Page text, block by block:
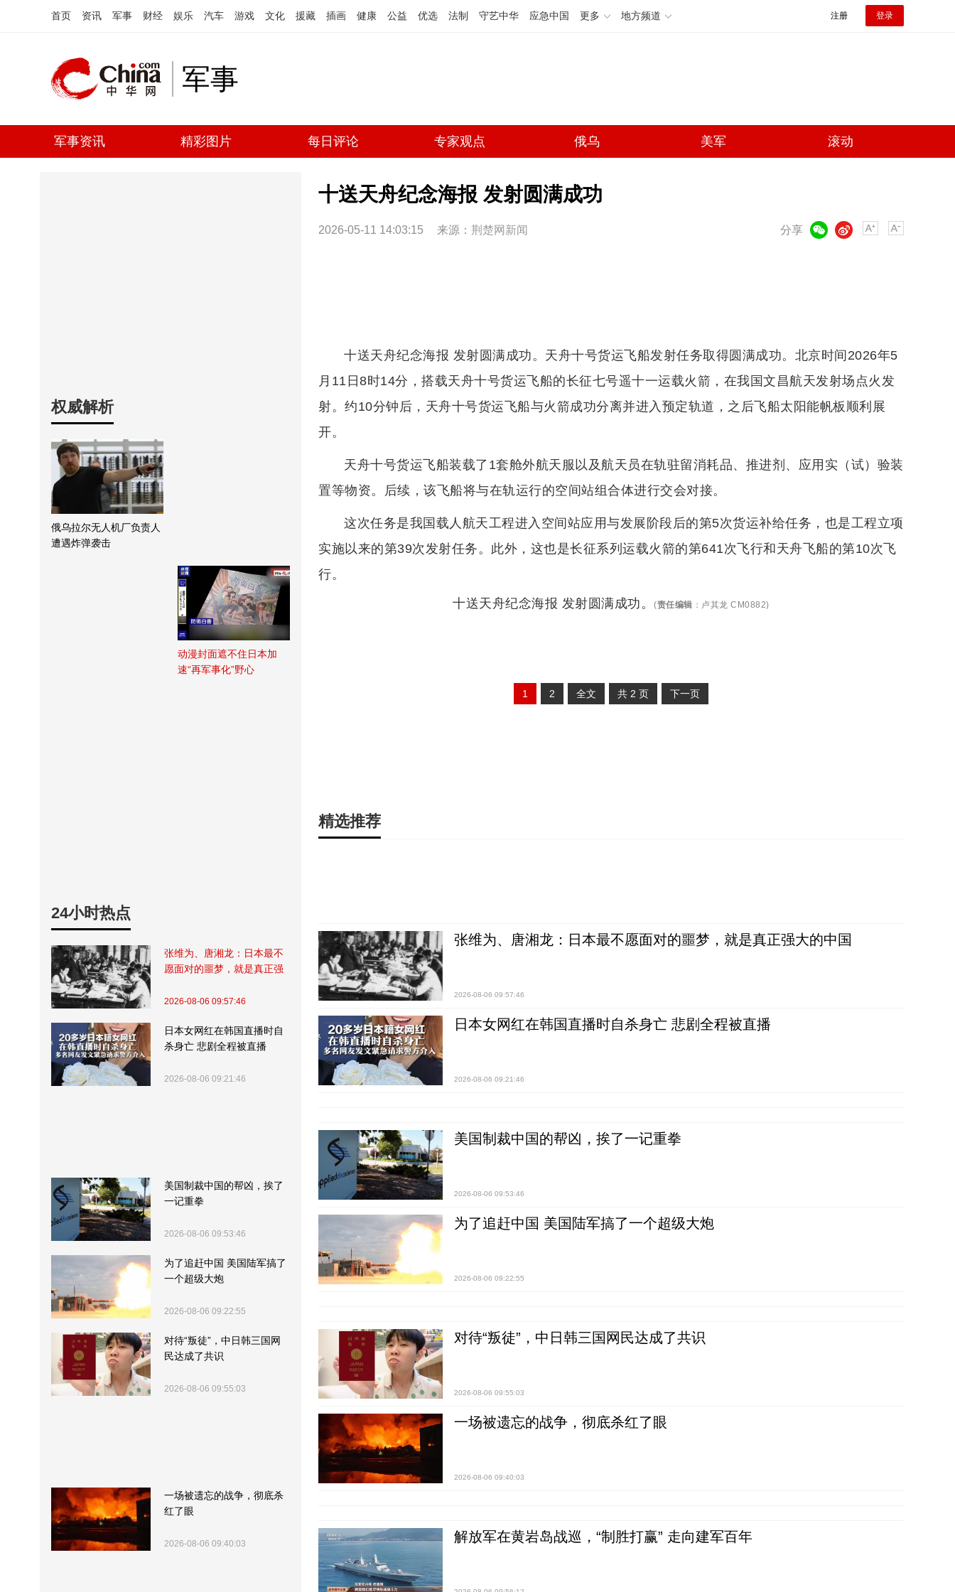
首页 资讯 军事 财经 娱乐 汽车 游戏 文化 援藏 插画 健康 公益 优选 法制 守艺中华 应急中国 更多 地方频道 注册 登录
军事
军事资讯 精彩图片 每日评论 专家观点 俄乌 美军 滚动
权威解析
俄乌拉尔无人机厂负责人
遭遇炸弹袭击
动漫封面遮不住日本加
速“再军事化”野心
24小时热点
张维为、唐湘龙：日本最不
愿面对的噩梦，就是真正强
2026-08-06 09:57:46
日本女网红在韩国直播时自
杀身亡 悲剧全程被直播
2026-08-06 09:21:46
美国制裁中国的帮凶，挨了
一记重拳
2026-08-06 09:53:46
为了追赶中国 美国陆军搞了
一个超级大炮
2026-08-06 09:22:55
对待“叛徒”，中日韩三国网
民达成了共识
2026-08-06 09:55:03
一场被遗忘的战争，彻底杀
红了眼
2026-08-06 09:40:03
十送天舟纪念海报 发射圆满成功
2026-05-11 14:03:15 来源： 荆楚网新闻 分享
微博
十送天舟纪念海报 发射圆满成功。天舟十号货运飞船发射任务取得圆满成功。北京时间2026年5
月11日8时14分，搭载天舟十号货运飞船的长征七号遥十一运载火箭，在我国文昌航天发射场点火发
射。约10分钟后，天舟十号货运飞船与火箭成功分离并进入预定轨道，之后飞船太阳能帆板顺利展
开。
天舟十号货运飞船装载了1套舱外航天服以及航天员在轨驻留消耗品、推进剂、应用实（试）验装
置等物资。后续，该飞船将与在轨运行的空间站组合体进行交会对接。
这次任务是我国载人航天工程进入空间站应用与发展阶段后的第5次货运补给任务，也是工程立项
实施以来的第39次发射任务。此外，这也是长征系列运载火箭的第641次飞行和天舟飞船的第10次飞
行。
十送天舟纪念海报 发射圆满成功。(责任编辑 ： 卢其龙 CM0882)
1 2 全文 共 2 页 下一页
精选推荐
张维为、唐湘龙：日本最不愿面对的噩梦，就是真正强大的中国
2026-08-06 09:57:46
日本女网红在韩国直播时自杀身亡 悲剧全程被直播
2026-08-06 09:21:46
美国制裁中国的帮凶，挨了一记重拳
2026-08-06 09:53:46
为了追赶中国 美国陆军搞了一个超级大炮
2026-08-06 09:22:55
对待“叛徒”，中日韩三国网民达成了共识
2026-08-06 09:55:03
一场被遗忘的战争，彻底杀红了眼
2026-08-06 09:40:03
解放军在黄岩岛战巡，“制胜打赢” 走向建军百年